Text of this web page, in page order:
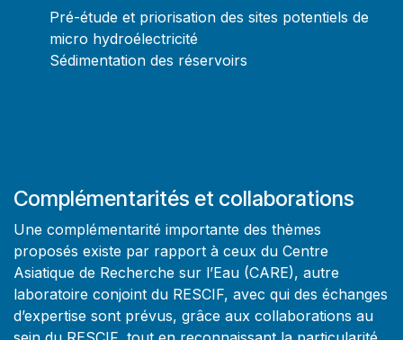
Pré-étude et priorisation des sites potentiels de
micro hydroélectricité
Sédimentation des réservoirs
Complémentarités et collaborations
Une complémentarité importante des thèmes
proposés existe par rapport à ceux du Centre
Asiatique de Recherche sur l’Eau (CARE), autre
laboratoire conjoint du RESCIF, avec qui des échanges
d’expertise sont prévus, grâce aux collaborations au